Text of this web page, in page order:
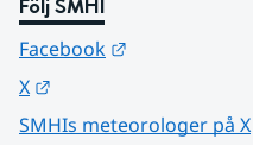
Följ SMHI
Facebook
X
SMHIs meteorologer på X